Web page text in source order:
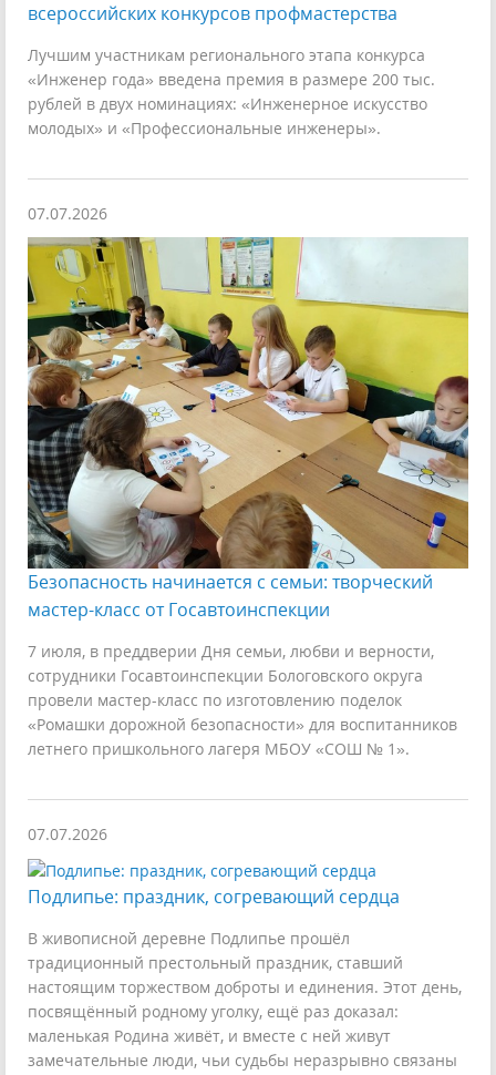
всероссийских конкурсов профмастерства
Лучшим участникам регионального этапа конкурса
«Инженер года» введена премия в размере 200 тыс.
рублей в двух номинациях: «Инженерное искусство
молодых» и «Профессиональные инженеры».
07.07.2026
Безопасность начинается с семьи: творческий
мастер-класс от Госавтоинспекции
7 июля, в преддверии Дня семьи, любви и верности,
сотрудники Госавтоинспекции Бологовского округа
провели мастер-класс по изготовлению поделок
«Ромашки дорожной безопасности» для воспитанников
летнего пришкольного лагеря МБОУ «СОШ № 1».
07.07.2026
Подлипье: праздник, согревающий сердца
В живописной деревне Подлипье прошёл
традиционный престольный праздник, ставший
настоящим торжеством доброты и единения. Этот день,
посвящённый родному уголку, ещё раз доказал:
маленькая Родина живёт, и вместе с ней живут
замечательные люди, чьи судьбы неразрывно связаны